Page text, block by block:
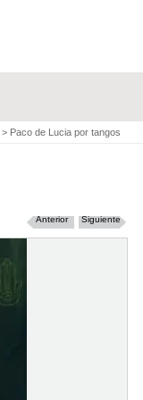
> Paco de Lucia por tangos
Siguiente
Anterior